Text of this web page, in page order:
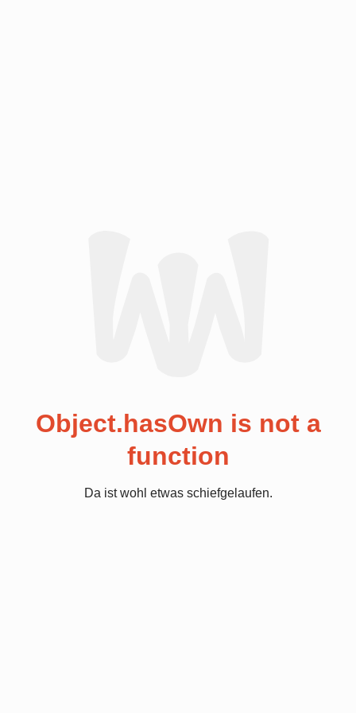
Object.hasOwn is not a
function
Da ist wohl etwas schiefgelaufen.